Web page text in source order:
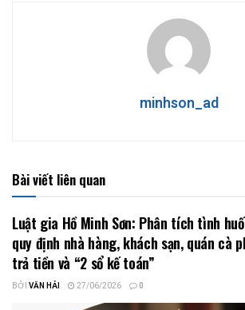
minhson_ad
Bài viết liên quan
Luật gia Hồ Minh Sơn: Phân tích tình
quy định nhà hàng, khách sạn, quán cà
trả tiền và “2 sổ kế toán”
BỞI VĂN HẢI 27/06/2026 0